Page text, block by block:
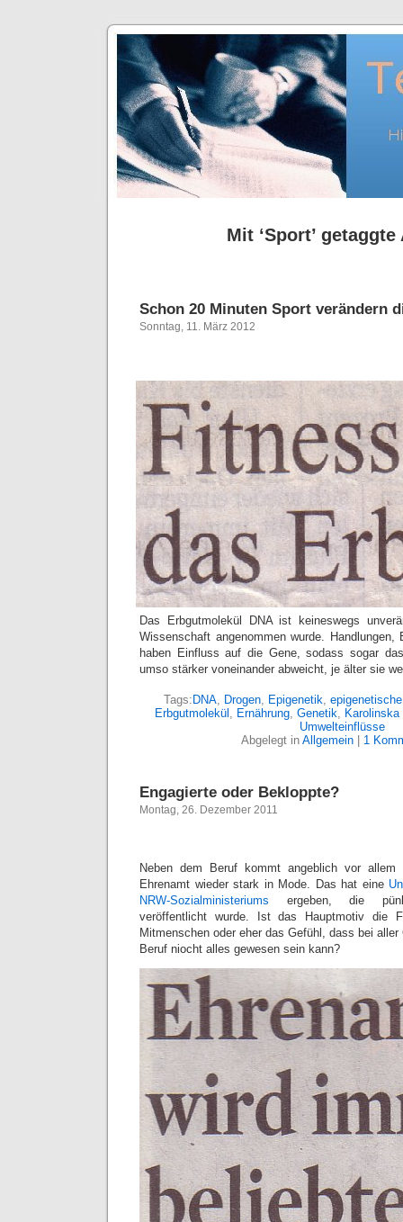
Mit ‘Sport’
Schon 20 Minuten Sport verändern
Sonntag, 11. März 2012
Das Erbgutmolekül DNA ist keineswegs
Wissenschaft angenommen wurde. Handlungen,
haben Einfluss auf die Gene, sodass sogar
umso stärker voneinander abweicht, je älter sie
Tags: DNA, Drogen, Epigenetik,
Erbgutmolekül , Ernährung, Genetik,
Umwelteinflüsse
Abgelegt in Allgemein| 1
Engagierte oder Bekloppte?
Montag, 26. Dezember 2011
Neben dem Beruf kommt angeblich vor allem
Ehrenamt wieder stark in Mode. Das hat eine
NRW-Sozialministeriums ergeben, die
veröffentlicht wurde. Ist das Hauptmotiv die
Mitmenschen oder eher das Gefühl, dass bei
Beruf niocht alles gewesen sein kann?